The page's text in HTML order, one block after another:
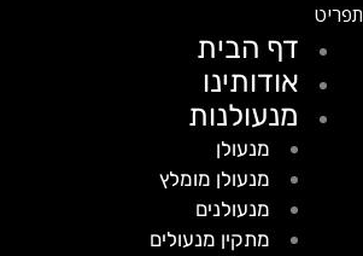
דף הבית
אודותינו
מנעולנות
מנעולן
מנעולן מומלץ
מנעולנים
מתקין מנעולים